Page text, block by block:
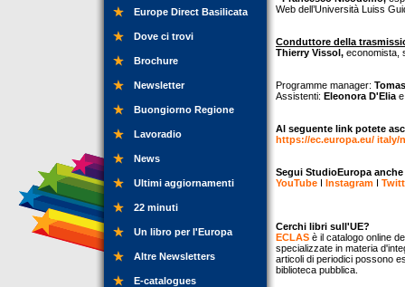
Europe Direct Basilicata
Dove ci trovi
Brochure
Newsletter
Buongiorno Regione
Lavoradio
News
Ultimi aggiornamenti
22 minuti
Un libro per l'Europa
Altre Newsletters
E-catalogues
Web dell’Università Luiss
Conduttore della
Thierry Vissol, economista,
Programme manager:
Assistenti: Eleonora D'Elia
Al seguente link potete
https://ec.europa.eu/ italy/
Segui StudioEuropa
YouTube I Instagram I
Cerchi libri sull'UE?
ECLAS è il catalogo online
specializzate in materia
articoli di periodici possono
biblioteca pubblica.